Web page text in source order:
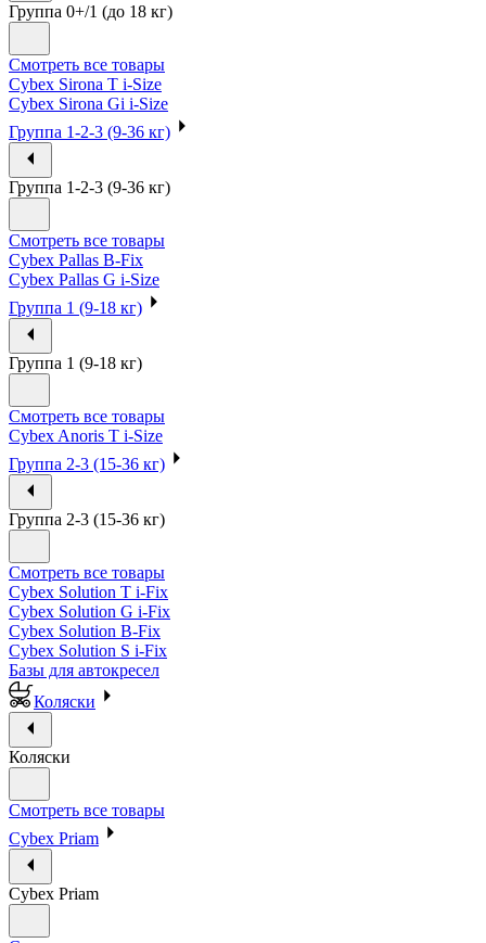
Группа 0+/1 (до 18 кг)
Смотреть все товары
Cybex Sirona T i-Size
Cybex Sirona Gi i-Size
Группа 1-2-3 (9-36 кг)
Группа 1-2-3 (9-36 кг)
Смотреть все товары
Cybex Pallas B-Fix
Cybex Pallas G i-Size
Группа 1 (9-18 кг)
Группа 1 (9-18 кг)
Смотреть все товары
Cybex Anoris T i-Size
Группа 2-3 (15-36 кг)
Группа 2-3 (15-36 кг)
Смотреть все товары
Cybex Solution T i-Fix
Cybex Solution G i-Fix
Cybex Solution B-Fix
Cybex Solution S i-Fix
Базы для автокресел
Коляски
Коляски
Смотреть все товары
Cybex Priam
Cybex Priam